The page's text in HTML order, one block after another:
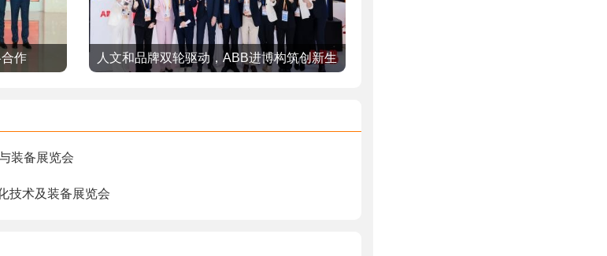
作 人文和品牌双轮驱动，ABB进博构筑创新生
装备展览会
技术及装备展览会